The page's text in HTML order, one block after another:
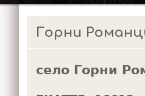
o
Горни
село Горни